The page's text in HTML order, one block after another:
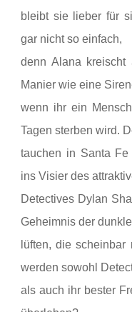
bleibt sie lieber für
gar nicht so einfach,
denn Alana kreischt
Manier wie eine
wenn ihr ein
Tagen sterben wird.
tauchen in Santa
ins Visier des
Detectives Dylan
Geheimnis der
lüften, die
werden sowohl
als auch ihr bester